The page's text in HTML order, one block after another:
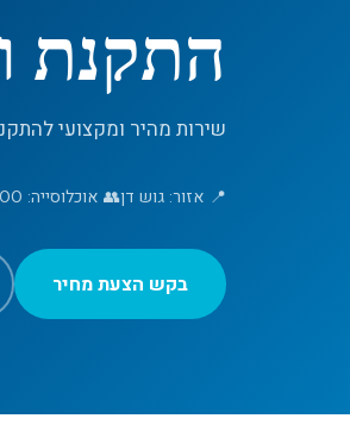
התקנת
שירות מהיר ומקצועי
📍 אזור: גוש דן👥 אוכלוסייה: 70,000
בקש הצעת מחיר